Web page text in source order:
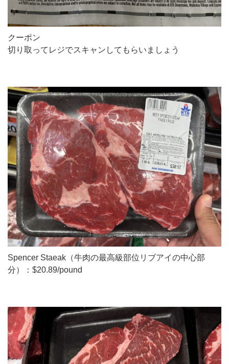
クーポン
切り取ってレジでスキャンしてもらいましょう
Spencer Staeak（牛肉の最高級部位リブアイの中心部
分）：$20.89/pound